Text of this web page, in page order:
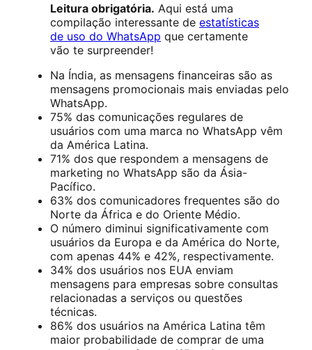
Leitura obrigatória. Aqui está uma
compilação interessante de estatísticas
de uso do WhatsApp que certamente
vão te surpreender!
Na Índia, as mensagens financeiras são as
mensagens promocionais mais enviadas pelo
WhatsApp.
75% das comunicações regulares de
usuários com uma marca no WhatsApp vêm
da América Latina.
71% dos que respondem a mensagens de
marketing no WhatsApp são da Ásia-
Pacífico.
63% dos comunicadores frequentes são do
Norte da África e do Oriente Médio.
O número diminui significativamente com
usuários da Europa e da América do Norte,
com apenas 44% e 42%, respectivamente.
34% dos usuários nos EUA enviam
mensagens para empresas sobre consultas
relacionadas a serviços ou questões
técnicas.
86% dos usuários na América Latina têm
maior probabilidade de comprar de uma